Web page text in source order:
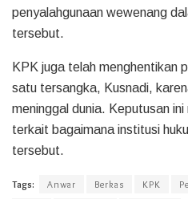
penyalahgunaan wewenang
tersebut.
KPK juga telah menghentikan
satu tersangka, Kusnadi,
meninggal dunia. Keputusan
terkait bagaimana institusi
tersebut.
Tags: Anwar Berkas KPK